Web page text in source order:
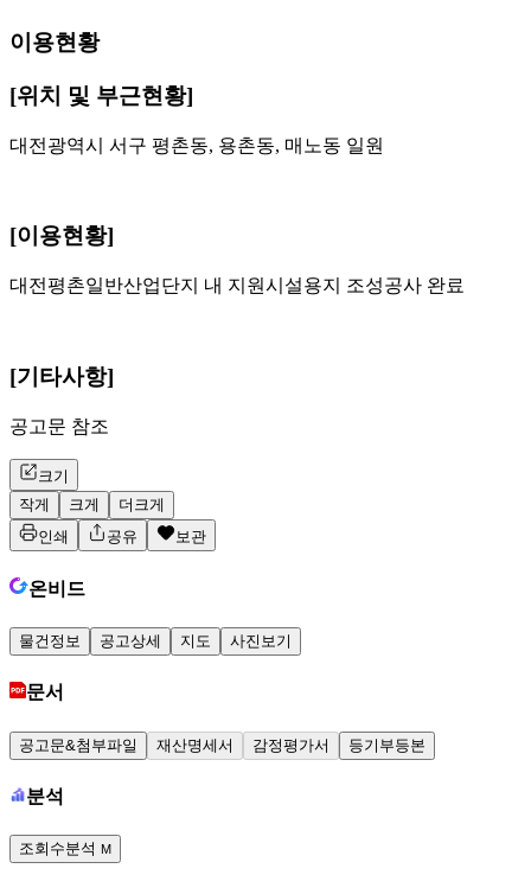
이용현황
[위치 및 부근현황]
대전광역시 서구 평촌동, 용촌동, 매노동 일원
[이용현황]
대전평촌일반산업단지 내 지원시설용지 조성공사 완료
[기타사항]
공고문 참조
크기
작게
크게
더크게
인쇄
공유 보관
온비드
물건정보 공고상세 지도 사진보기
문서
공고문&첨부파일 재산명세서 감정평가서 등기부등본
분석
조회수분석 M